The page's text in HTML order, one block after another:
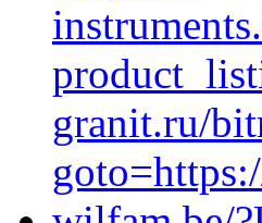
granit.ru/